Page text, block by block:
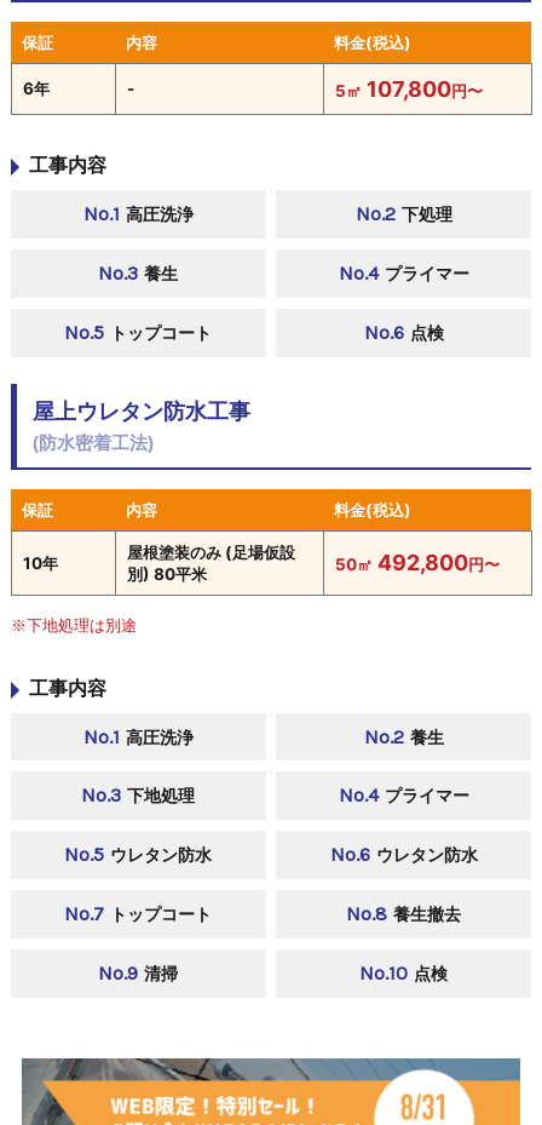
保証 内容 料金(税込)
6年 - 5㎡ 107,800円〜
工事内容
No.1 高圧洗浄 No.2 下処理
No.3 養生 No.4 プライマー
No.5 トップコート No.6 点検
屋上ウレタン防水工事
(防水密着工法)
保証 内容 料金(税込)
10年
屋根塗装のみ (足場仮設
別) 80平米
50㎡ 492,800円〜
※下地処理は別途
工事内容
No.1 高圧洗浄 No.2 養生
No.3 下地処理 No.4 プライマー
No.5 ウレタン防水 No.6 ウレタン防水
No.7 トップコート No.8 養生撤去
No.9 清掃 No.10 点検